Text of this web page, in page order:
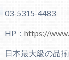
03-5315-4483
HP： https://
日本最大級の品揃